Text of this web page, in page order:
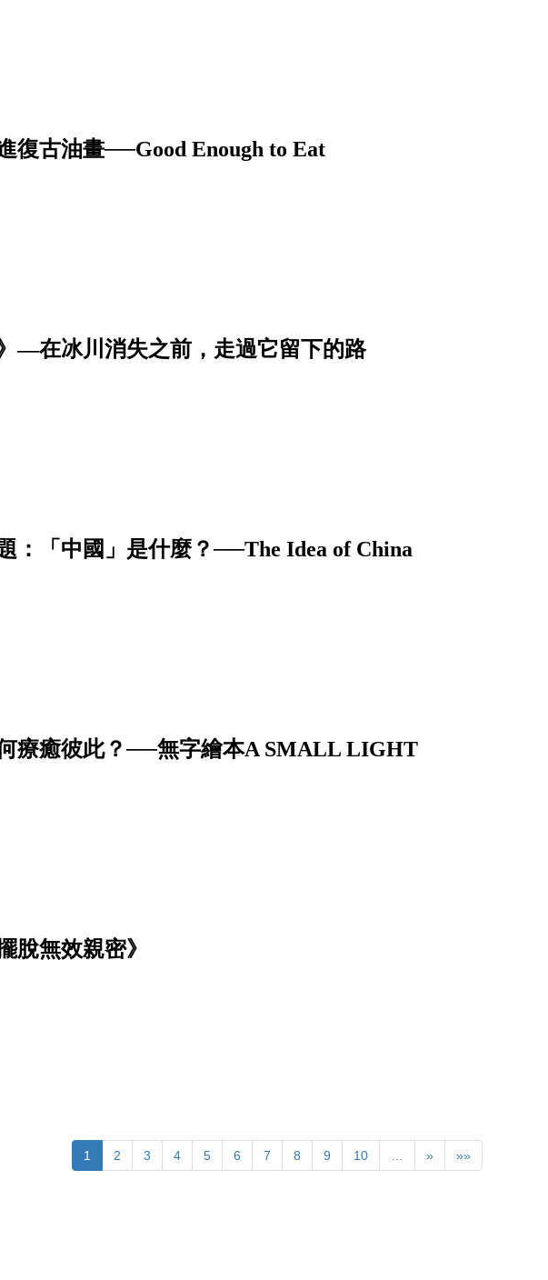
復古油畫──Good Enough to Eat
—在冰川消失之前，走過它留下的路
：「中國」是什麼？──The Idea of China
療癒彼此？──無字繪本A SMALL LIGHT
脫無效親密》
1 2 3 4 5 6 7 8 9 10 … » »»